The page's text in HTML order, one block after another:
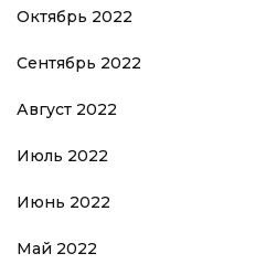
Октябрь 2022
Сентябрь 2022
Август 2022
Июль 2022
Июнь 2022
Май 2022